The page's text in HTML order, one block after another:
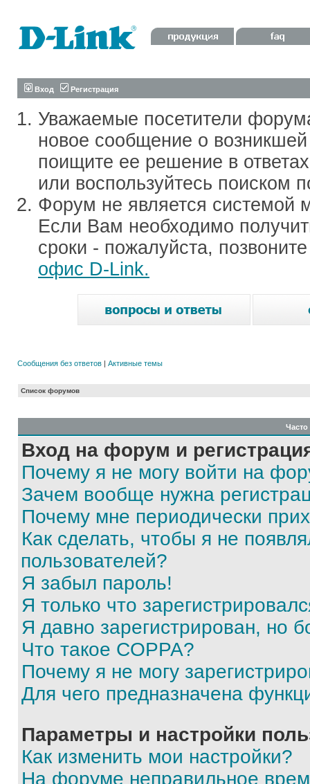
Вход Регистрация
Уважаемые посетители
новое сообщение о
поищите ее решение в
или воспользуйтесь поиском
Форум не является системой
Если Вам необходимо
сроки - пожалуйста,
офис D-Link.
Сообщения без ответов | Активные темы
Список форумов
Вход на форум и
Почему я не могу войти на
Зачем вообще нужна
Почему мне периодически
Как сделать, чтобы я не
пользователей?
Я забыл пароль!
Я только что
Я давно зарегистрирован, но
Что такое COPPA?
Почему я не могу
Для чего предназначена
Параметры и настройки
Как изменить мои настройки?
На форуме неправильное